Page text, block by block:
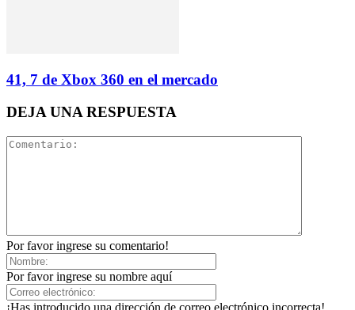
41, 7 de Xbox 360 en el mercado
DEJA UNA RESPUESTA
Por favor ingrese su comentario!
Por favor ingrese su nombre aquí
¡Has introducido una dirección de correo electrónico incorrecta!